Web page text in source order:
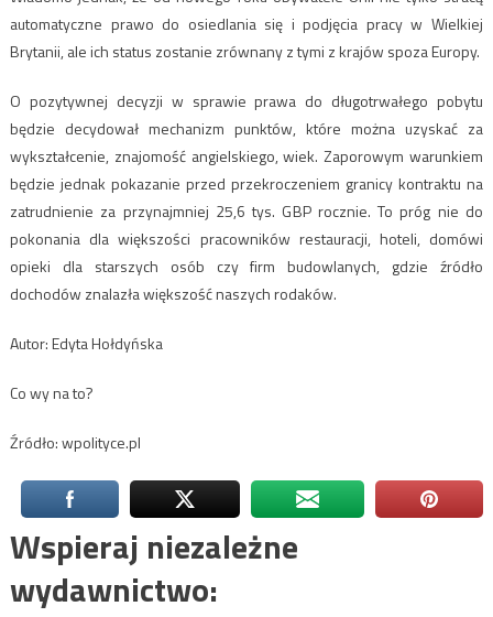
automatyczne prawo do osiedlania się i podjęcia pracy w Wielkiej
Brytanii, ale ich status zostanie zrównany z tymi z krajów spoza Europy.
O pozytywnej decyzji w sprawie prawa do długotrwałego pobytu
będzie decydował mechanizm punktów, które można uzyskać za
wykształcenie, znajomość angielskiego, wiek. Zaporowym warunkiem
będzie jednak pokazanie przed przekroczeniem granicy kontraktu na
zatrudnienie za przynajmniej 25,6 tys. GBP rocznie. To próg nie do
pokonania dla większości pracowników restauracji, hoteli, domówi
opieki dla starszych osób czy firm budowlanych, gdzie źródło
dochodów znalazła większość naszych rodaków.
Autor: Edyta Hołdyńska
Co wy na to?
Źródło: wpolityce.pl
Wspieraj niezależne
wydawnictwo: